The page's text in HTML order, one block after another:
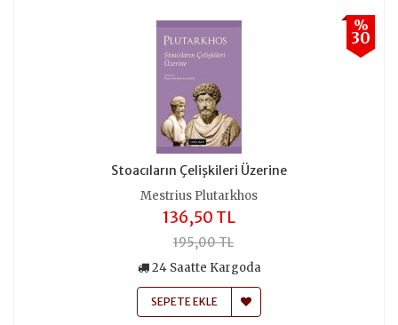
%
30
Stoacıların Çelişkileri Üzerine
Mestrius Plutarkhos
136,50 TL
195,00 TL
24 Saatte Kargoda
SEPETE EKLE